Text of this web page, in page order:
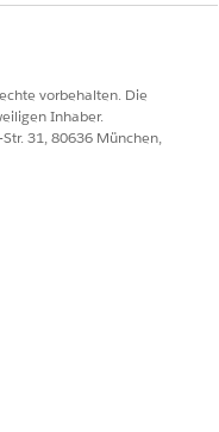
vorbehalten. Die
Inhaber.
31, 80636 München,